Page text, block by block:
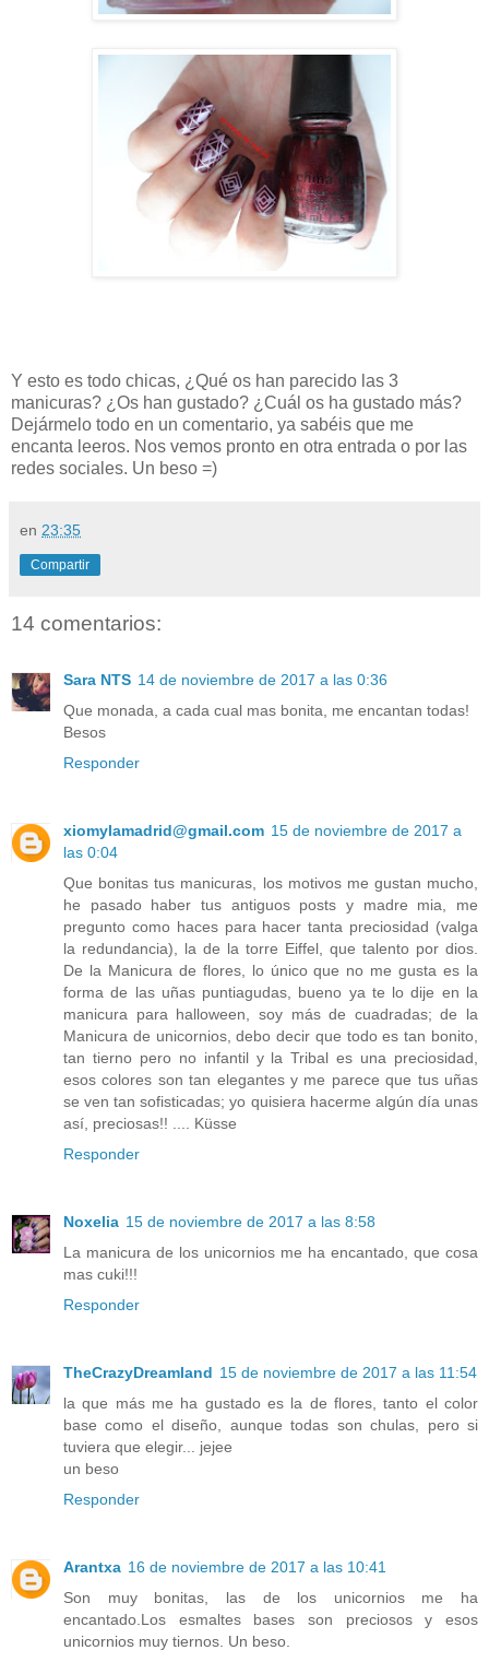
Y esto es todo chicas, ¿Qué os han parecido las 3
manicuras? ¿Os han gustado? ¿Cuál os ha gustado más?
Dejármelo todo en un comentario, ya sabéis que me
encanta leeros. Nos vemos pronto en otra entrada o por las
redes sociales. Un beso =)
en 23:35
Compartir
14 comentarios:
Sara NTS 14 de noviembre de 2017 a las 0:36
Que monada, a cada cual mas bonita, me encantan todas!
Besos
Responder
xiomylamadrid@gmail.com 15 de noviembre de 2017 a
las 0:04
Que bonitas tus manicuras, los motivos me gustan mucho,
he pasado haber tus antiguos posts y madre mia, me
pregunto como haces para hacer tanta preciosidad (valga
la redundancia), la de la torre Eiffel, que talento por dios.
De la Manicura de flores, lo único que no me gusta es la
forma de las uñas puntiagudas, bueno ya te lo dije en la
manicura para halloween, soy más de cuadradas; de la
Manicura de unicornios, debo decir que todo es tan bonito,
tan tierno pero no infantil y la Tribal es una preciosidad,
esos colores son tan elegantes y me parece que tus uñas
se ven tan sofisticadas; yo quisiera hacerme algún día unas
así, preciosas!! .... Küsse
Responder
Noxelia 15 de noviembre de 2017 a las 8:58
La manicura de los unicornios me ha encantado, que cosa
mas cuki!!!
Responder
TheCrazyDreamland 15 de noviembre de 2017 a las 11:54
la que más me ha gustado es la de flores, tanto el color
base como el diseño, aunque todas son chulas, pero si
tuviera que elegir... jejee
un beso
Responder
Arantxa 16 de noviembre de 2017 a las 10:41
Son muy bonitas, las de los unicornios me ha
encantado.Los esmaltes bases son preciosos y esos
unicornios muy tiernos. Un beso.